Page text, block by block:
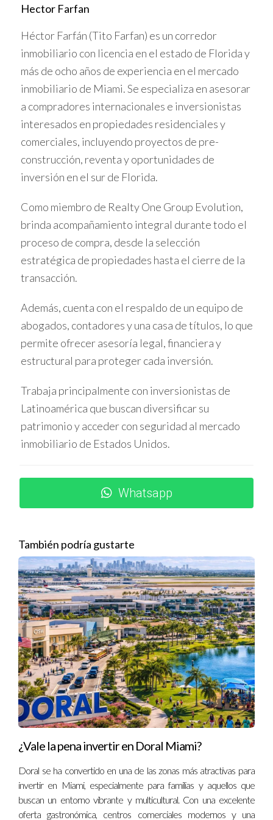
Cierre:Formalizar la transferencia ante notaría o
Pago de impuestos:Cumplir obligaciones fiscales
asociadas a la venta.
Contar con asesoría legal y financiera garantiza
que la venta sea segura y efectiva.
CASOS PRÁCTICOS DE
VENTAS EXITOSAS
Carlos vendió su apartamento en menos de dos meses
gracias a una valoración acertada y apoyo profesional en
negociaciones.
Venta con ganancia en Doral
casa familiar con un retorno significativo sobre su
inversión inicial.
Transferencia internacional sin
complicaciones
Miguel, extranjero residente en Colombia, vendió su
propiedad en Miami sin obstáculos legales ni
restricciones por su nacionalidad.
accesible y rentable si se planifica
adecuadamente.
SOBRE LA VENTA DE
PROPIEDADES
¿Puedo vender mi propiedad si no soy
residente?
Sí, no hay restricciones legales para extranjeros en la
venta de bienes raíces en Miami.
¿Cuánto tiempo tarda el proceso de venta?
Depende del mercado y la preparación; puede variar
desde semanas hasta meses.
¿Qué documentos necesito para vender?
Escritura pública, certificado de libertad y tradición,
comprobantes de impuestos pagados y contratos son
Hector Farfan
Héctor Farfán (Tito Farfan) es un corredor
inmobiliario con licencia en el estado de Florida y
más de ocho años de experiencia en el mercado
inmobiliario de Miami. Se especializa en asesorar
a compradores internacionales e inversionistas
interesados en propiedades residenciales y
comerciales, incluyendo proyectos de pre-
construcción, reventa y oportunidades de
inversión en el sur de Florida.
Como miembro de Realty One Group Evolution,
brinda acompañamiento integral durante todo el
proceso de compra, desde la selección
estratégica de propiedades hasta el cierre de la
transacción.
Además, cuenta con el respaldo de un equipo de
abogados, contadores y una casa de títulos, lo que
permite ofrecer asesoría legal, financiera y
estructural para proteger cada inversión.
Trabaja principalmente con inversionistas de
Latinoamérica que buscan diversificar su
patrimonio y acceder con seguridad al mercado
inmobiliario de Estados Unidos.
Whatsapp
También podría gustarte
¿Vale la pena invertir en Doral Miami?
Doral se ha convertido en una de las zonas más atractivas para
invertir en Miami, especialmente para familias y aquellos que
buscan un entorno vibrante y multicultural. Con una excelente
oferta gastronómica, centros comerciales modernos y una